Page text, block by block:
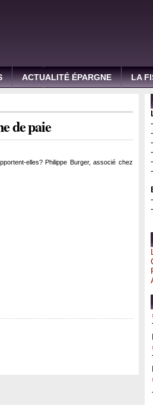
ACTUALITÉ ÉPARGNE LA
de paie
elles? Philippe Burger, associé chez
-
-
-
-
-
-
-
-